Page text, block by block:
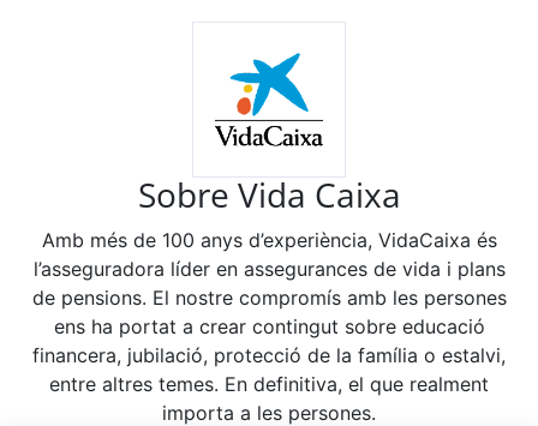
Sobre Vida Caixa
Amb més de 100 anys d’experiència, VidaCaixa és
l’asseguradora líder en assegurances de vida i plans
de pensions. El nostre compromís amb les persones
ens ha portat a crear contingut sobre educació
financera, jubilació, protecció de la família o estalvi,
entre altres temes. En definitiva, el que realment
importa a les persones.